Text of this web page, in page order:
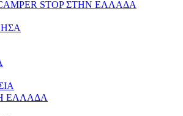
STOP ΣΤΗN ΕΛΛΑΔΑ
ΕΛΛΑΔΑ